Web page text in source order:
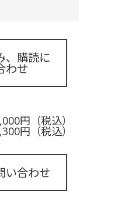
、購読に
わせ
円（税込）
税込）
い合わせ